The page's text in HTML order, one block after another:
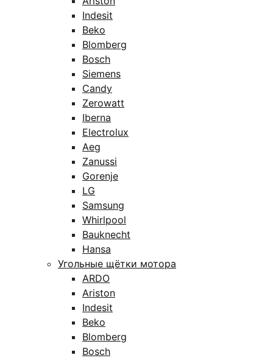
Indesit
Beko
Blomberg
Bosch
Siemens
Candy
Zerowatt
Iberna
Electrolux
Aeg
Zanussi
Gorenje
LG
Samsung
Whirlpool
Bauknecht
Hansa
Угольные щётки мотора
ARDO
Ariston
Indesit
Beko
Blomberg
Bosch